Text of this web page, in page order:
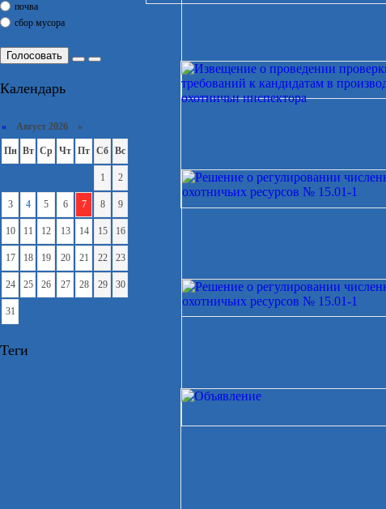
почва
сбор мусора
Голосовать
Календарь
« Август 2026 »
Пн Вт Ср Чт Пт Сб Вс
1 2
3 4 5 6 7 8 9
10 11 12 13 14 15 16
17 18 19 20 21 22 23
24 25 26 27 28 29 30
31
Теги